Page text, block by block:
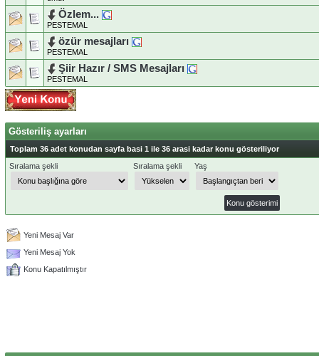
Özlem...
PESTEMAL
özür mesajları
PESTEMAL
Şiir Hazır / SMS Mesajları
PESTEMAL
Gösteriliş ayarları
Toplam 36 adet konudan sayfa basi 1 ile 36 arasi kadar konu gösteriliyor
Sıralama şekli
Sıralama şekli Yaş
Yeni Mesaj Var
Yeni Mesaj Yok
Konu Kapatılmıştır